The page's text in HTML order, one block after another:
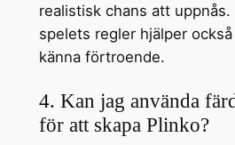
realistisk chans att uppnås.
spelets regler hjälper
känna förtroende.
4. Kan jag använda
för att skapa Plinko?